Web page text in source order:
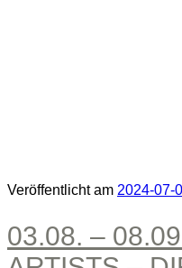
Veröffentlicht am 2024-07-
03.08. –